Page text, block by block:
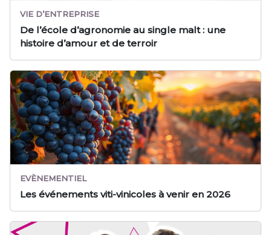
VIE D’ENTREPRISE
De l’école d’agronomie au single malt : une
histoire d’amour et de terroir
EVÈNEMENTIEL
Les événements viti-vinicoles à venir en 2026